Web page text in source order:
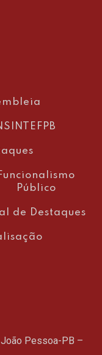
Público
de Destaques
Pessoa-PB –